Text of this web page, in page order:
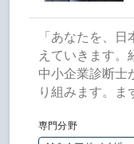
「あなたを、
えていきます。
中小企業診断士
り組みます。ま
専門分野